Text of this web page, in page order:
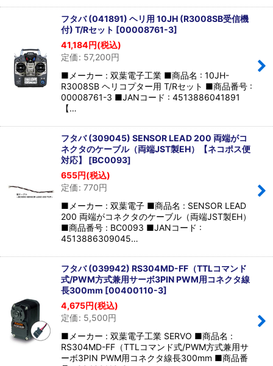
フタバ (041891) ヘリ用 10JH (R3008SB受信機
付) T/Rセット [00008761-3]
41,184円(税込)
定価: 57,200円
■メーカー : 双葉電子工業 ■商品名 : 10JH-
R3008SB ヘリコプター用 T/Rセット ■商品番号 :
00008761-3 ■JANコード : 4513886041891
【…
フタバ (309045) SENSOR LEAD 200 両端がコ
ネクタのケーブル（両端JST製EH）【ネコポス便
対応】 [BC0093]
655円(税込)
定価: 770円
■メーカー : 双葉電子 ■商品名 : SENSOR LEAD
200 両端がコネクタのケーブル（両端JST製EH）
■商品番号 : BC0093 ■JANコード :
4513886309045…
フタバ (039942) RS304MD-FF（TTLコマンド
式/PWM方式兼用サーボ3PIN PWM用コネクタ線
長300mm [00400110-3]
4,675円(税込)
定価: 5,500円
■メーカー : 双葉電子工業 SERVO ■商品名 :
RS304MD-FF（TTLコマンド式/PWM方式兼用サ
ーボ3PIN PWM用コネクタ線長300mm ■商品番